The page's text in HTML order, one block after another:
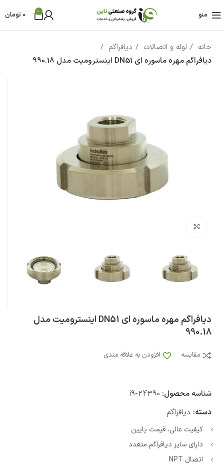
منو 0
0 تومان
خانه لوله و اتصالات
دیافراگم
دیافراگم مهره ماسوره ای DN51 اینسترومیت مدل 990.18
دیافراگم مهره ماسوره ای DN51 اینسترومیت مدل
990.18
مقایسه افزودن به علاقه مندی
شناسه محصول: i9-24390
دسته: دیافراگم
کیفیت عالی، قیمت پایین
دارای سایز دیافراگم متعدد
اتصال NPT